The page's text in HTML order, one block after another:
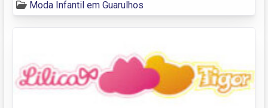
Moda Infantil em Guarulhos